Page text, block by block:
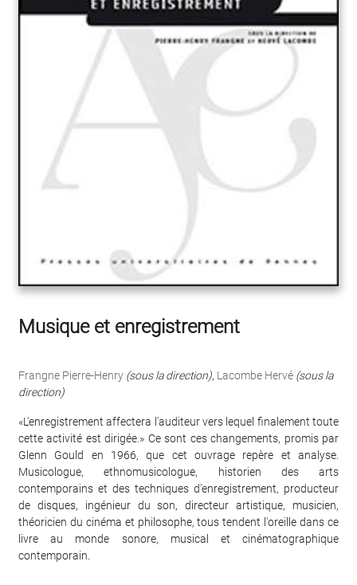
Musique et enregistrement
Frangne Pierre-Henry (sous la direction), Lacombe Hervé (sous la
direction)
«L'enregistrement affectera l'auditeur vers lequel finalement toute
cette activité est dirigée.» Ce sont ces changements, promis par
Glenn Gould en 1966, que cet ouvrage repère et analyse.
Musicologue, ethnomusicologue, historien des arts
contemporains et des techniques d'enregistrement, producteur
de disques, ingénieur du son, directeur artistique, musicien,
théoricien du cinéma et philosophe, tous tendent l'oreille dans ce
livre au monde sonore, musical et cinématographique
contemporain.